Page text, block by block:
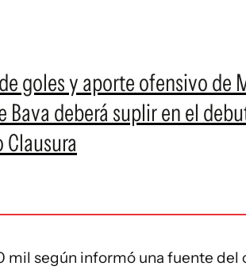
goles y aporte ofensivo de
Bava deberá suplir en el
Clausura
mil según informó una fuente del